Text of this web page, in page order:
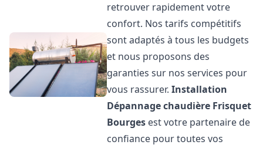
retrouver rapidement votre
confort. Nos tarifs compétitifs
sont adaptés à tous les budgets
et nous proposons des
garanties sur nos services pour
vous rassurer.Installation
Dépannage chaudière Frisquet
Bourges est votre partenaire de
confiance pour toutes vos